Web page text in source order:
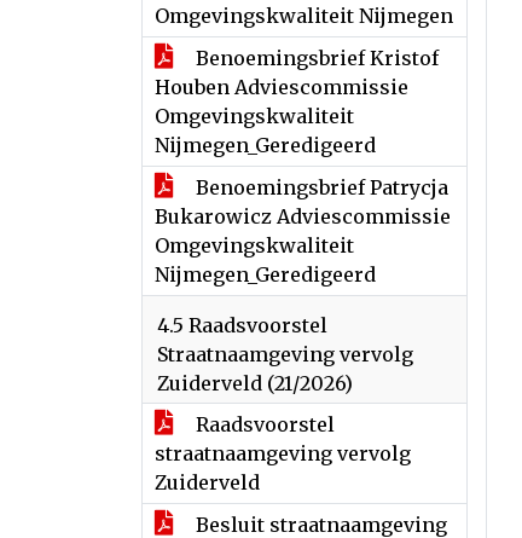
Omgevingskwaliteit Nijmegen
Benoemingsbrief Kristof
Houben Adviescommissie
Omgevingskwaliteit
Nijmegen_Geredigeerd
Benoemingsbrief Patrycja
Bukarowicz Adviescommissie
Omgevingskwaliteit
Nijmegen_Geredigeerd
4.5 Raadsvoorstel
Straatnaamgeving vervolg
Zuiderveld (21/2026)
Raadsvoorstel
straatnaamgeving vervolg
Zuiderveld
Besluit straatnaamgeving